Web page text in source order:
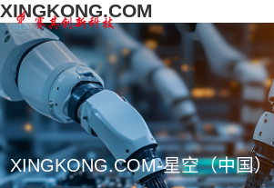
XINGKONG.COM
XINGKONG.COM-星空（中国）